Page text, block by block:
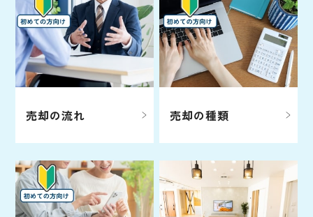
売却の流れ 売却の種類